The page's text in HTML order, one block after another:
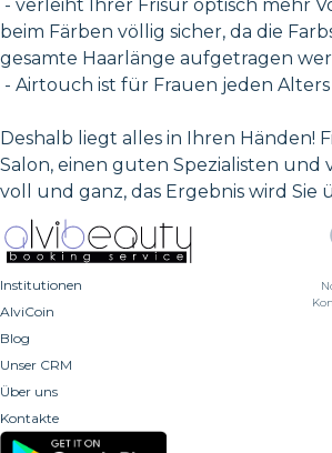
- verleiht Ihrer Frisur optisch mehr
beim Färben völlig sicher, da die
gesamte Haarlänge aufgetragen
- Airtouch ist für Frauen jeden
Deshalb liegt alles in Ihren Händen!
Salon, einen guten Spezialisten und
voll und ganz, das Ergebnis wird Sie
Institutionen
AlviCoin
Blog
Unser CRM
Über uns
Kontakte